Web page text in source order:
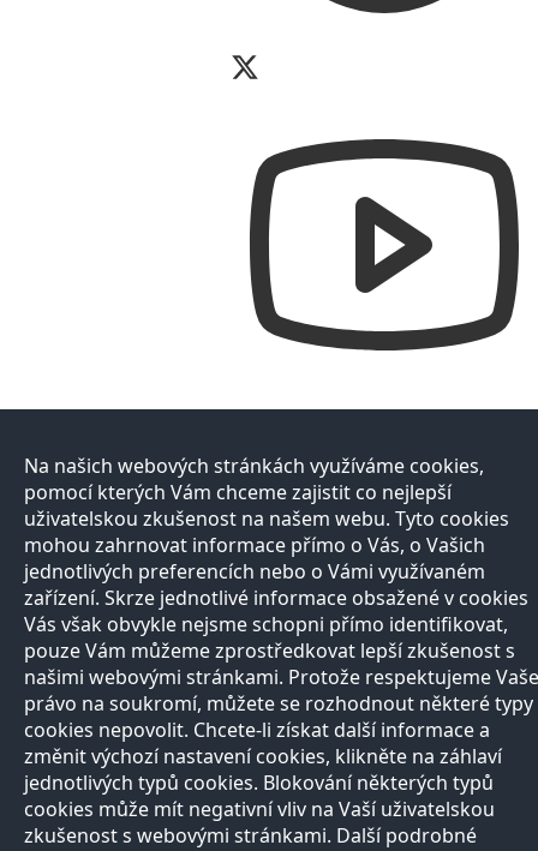
Na našich webových stránkách využíváme cookies,
pomocí kterých Vám chceme zajistit co nejlepší
uživatelskou zkušenost na našem webu. Tyto cookies
mohou zahrnovat informace přímo o Vás, o Vašich
jednotlivých preferencích nebo o Vámi využívaném
zařízení. Skrze jednotlivé informace obsažené v cookies
Vás však obvykle nejsme schopni přímo identifikovat,
pouze Vám můžeme zprostředkovat lepší zkušenost s
našimi webovými stránkami. Protože respektujeme Vaše
právo na soukromí, můžete se rozhodnout některé typy
cookies nepovolit. Chcete-li získat další informace a
změnit výchozí nastavení cookies, klikněte na záhlaví
jednotlivých typů cookies. Blokování některých typů
cookies může mít negativní vliv na Vaší uživatelskou
zkušenost s webovými stránkami. Další podrobné